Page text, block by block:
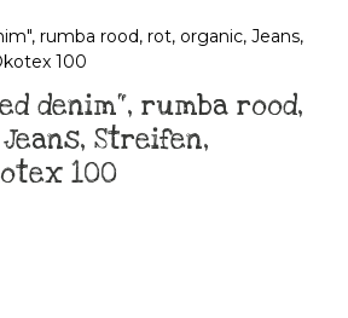
denim“, rumba rood,
Streifen,
100